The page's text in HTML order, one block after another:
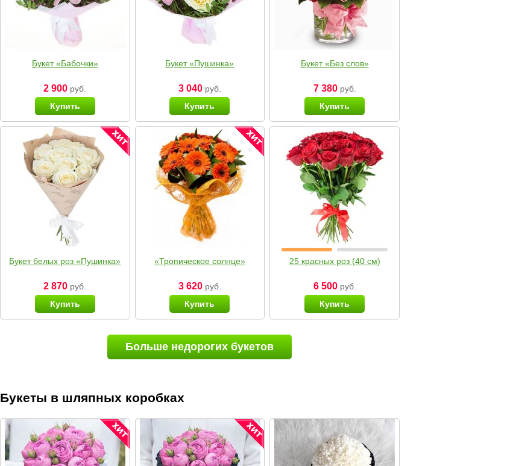
Букет «Бабочки»
2 900 руб.
Купить
Букет «Пушинка»
3 040руб.
Купить
Букет «Без слов»
7 380руб.
Купить
Букет белых роз «Пушинка»
2 870 руб.
Купить
«Тропическое солнце»
3 620руб.
Купить
25 красных роз (40 см)
6 500руб.
Купить
Больше недорогих букетов
Букеты в шляпных коробках